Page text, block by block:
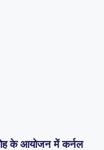
के आयोजन में कर्नल